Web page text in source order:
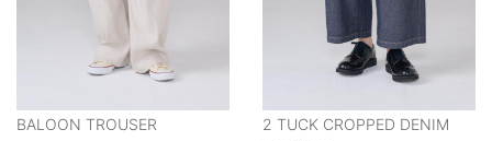
BALOON TROUSER
2 TUCK CROPPED DENIM